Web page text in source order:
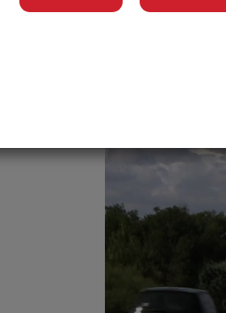
El
la paciencia